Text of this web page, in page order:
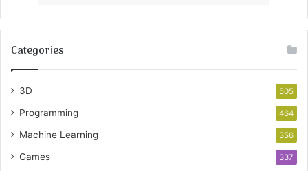
Categories
3D 505
Programming 464
Machine Learning 356
Games 337